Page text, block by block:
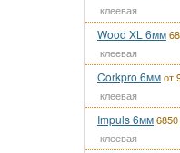
клеевая
Wood XL 6мм
клеевая
Corkpro 6ммот
клеевая
Impuls 6мм
клеевая